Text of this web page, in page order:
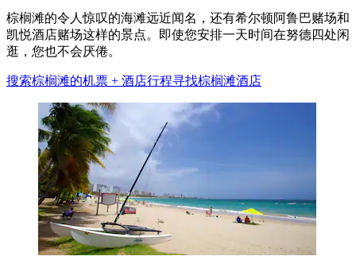
棕榈滩的令人惊叹的海滩远近闻名，还有希尔顿阿鲁巴赌场和
凯悦酒店赌场这样的景点。即使您安排一天时间在努德四处闲
逛，您也不会厌倦。
搜索棕榈滩的机票 + 酒店行程寻找棕榈滩酒店